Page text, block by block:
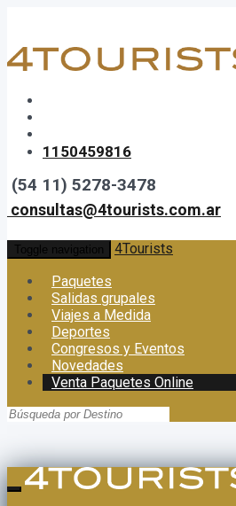
1150459816
(54 11) 5278-3478
consultas@4tourists.com.ar
Toggle navigation
4Tourists
Paquetes
Salidas grupales
Viajes a Medida
Deportes
Congresos y Eventos
Novedades
Venta Paquetes Online